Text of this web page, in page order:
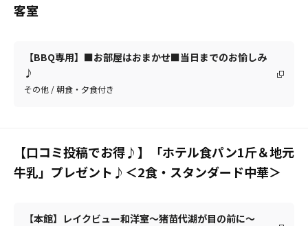
客室
【BBQ専用】■お部屋はおまかせ■当日までのお愉しみ
♪
その他 / 朝食・夕食付き
【口コミ投稿でお得♪】「ホテル食パン1斤＆地元
牛乳」プレゼント♪＜2食・スタンダード中華＞
【本館】レイクビュー和洋室～猪苗代湖が目の前に～